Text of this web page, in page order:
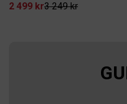
2 499 kr3 249 kr